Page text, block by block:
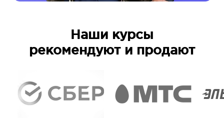
Наши курсы
рекомендуют и продают